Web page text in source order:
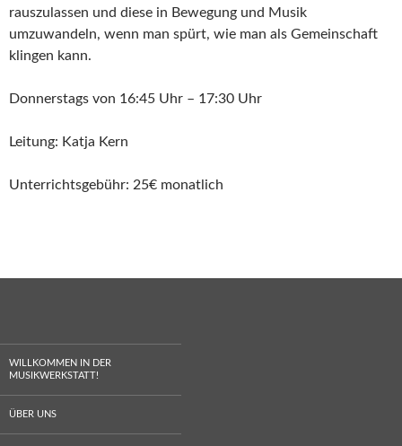
rauszulassen und diese in Bewegung und Musik
umzuwandeln, wenn man spürt, wie man als Gemeinschaft
klingen kann.
Donnerstags von 16:45 Uhr – 17:30 Uhr
Leitung: Katja Kern
Unterrichtsgebühr: 25€ monatlich
WILLKOMMEN IN DER
MUSIKWERKSTATT!
ÜBER UNS